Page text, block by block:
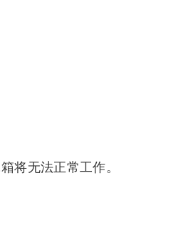
将无法正常工作。